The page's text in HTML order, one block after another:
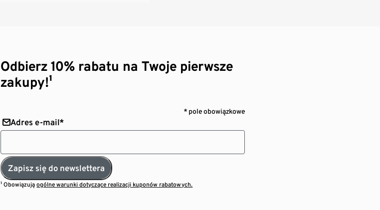
Odbierz 10% rabatu na Twoje pierwsze
zakupy!¹
* pole obowiązkowe
Adres e-mail*
Zapisz się do newslettera
¹ Obowiązująogólne warunki dotyczące realizacji kuponów rabatowych.